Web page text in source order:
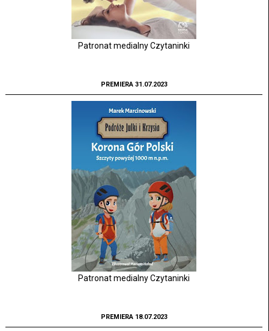
Patronat medialny Czytaninki
PREMIERA 31.07.2023
Patronat medialny Czytaninki
PREMIERA 18.07.2023